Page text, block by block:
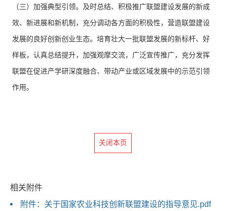
（三）加强典型引领。及时总结、积极推广联盟建设发展的新成
效、新进展和新机制，充分调动各方面的积极性，营造联盟建设
发展的良好创新创业生态。培育壮大一批联盟发展的新标杆、好
样板，认真总结提升，加强观摩交流，广泛宣传推广，充分发挥
联盟在促进产学研深度融合、带动产业或区域发展中的示范引领
作用。
关闭本页
相关附件
附件：关于国家农业科技创新联盟建设的指导意见.pdf